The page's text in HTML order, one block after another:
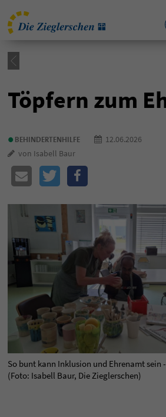
Töpfern zum
• BEHINDERTENHILFE
12.06.2026
von Isabell Baur
So bunt kann Inklusion und Ehrenamt sein
(Foto: Isabell Baur, Die Zieglerschen)